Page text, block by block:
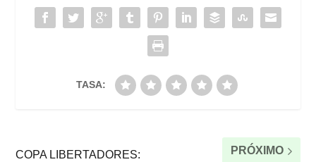
TASA:
COPA LIBERTADORES:
PRÓXIMO